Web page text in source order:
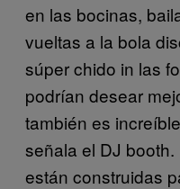
en las bocinas,
vueltas a la bola
súper chido in las
podrían desear
también es
señala el DJ
están construidas